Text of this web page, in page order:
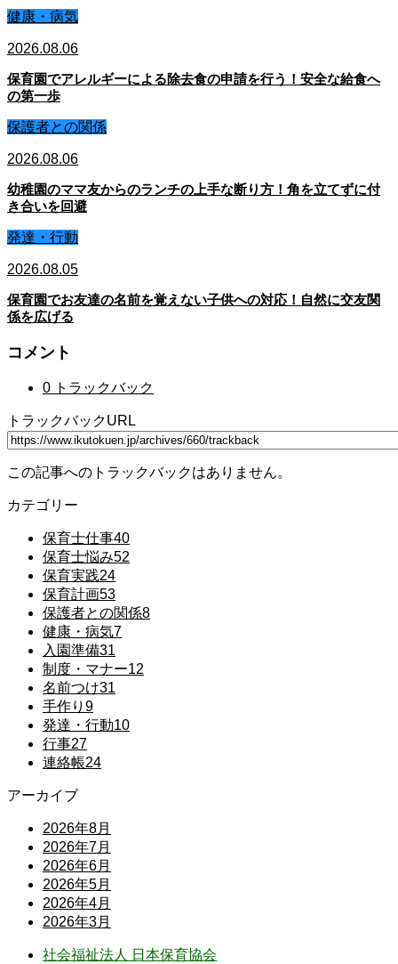
健康・病気
2026.08.06
保育園でアレルギーによる除去食の申請を行う！安全な給食へ
の第一歩
保護者との関係
2026.08.06
幼稚園のママ友からのランチの上手な断り方！角を立てずに付
き合いを回避
発達・行動
2026.08.05
保育園でお友達の名前を覚えない子供への対応！自然に交友関
係を広げる
コメント
0 トラックバック
トラックバックURL
この記事へのトラックバックはありません。
カテゴリー
保育士仕事40
保育士悩み52
保育実践24
保育計画53
保護者との関係8
健康・病気7
入園準備31
制度・マナー12
名前つけ31
手作り 9
発達・行動10
行事27
連絡帳24
アーカイブ
2026年8月
2026年7月
2026年6月
2026年5月
2026年4月
2026年3月
社会福祉法人 日本保育協会